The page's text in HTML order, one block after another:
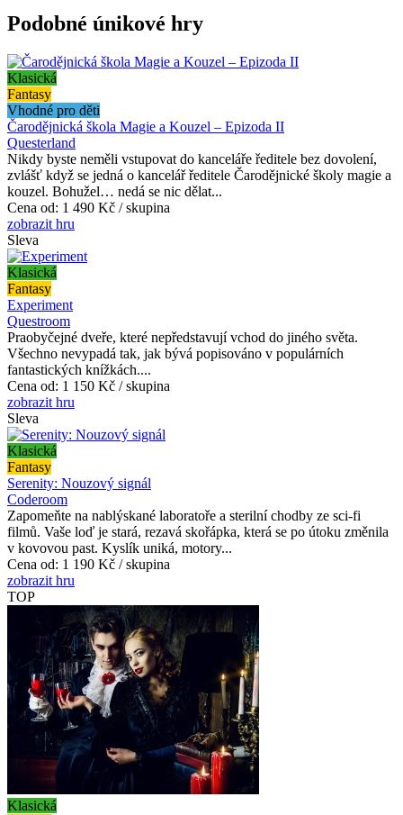
Podobné únikové hry
Klasická
Fantasy
Vhodné pro děti
Čarodějnická škola Magie a Kouzel – Epizoda II
Questerland
Nikdy byste neměli vstupovat do kanceláře ředitele bez dovolení,
zvlášť když se jedná o kancelář ředitele Čarodějnické školy magie a
kouzel. Bohužel… nedá se nic dělat...
Cena od: 1 490 Kč / skupina
zobrazit hru
Sleva
Klasická
Fantasy
Experiment
Questroom
Praobyčejné dveře, které nepředstavují vchod do jiného světa.
Všechno nevypadá tak, jak bývá popisováno v populárních
fantastických knížkách....
Cena od: 1 150 Kč / skupina
zobrazit hru
Sleva
Klasická
Fantasy
Serenity: Nouzový signál
Coderoom
Zapomeňte na nablýskané laboratoře a sterilní chodby ze sci-fi
filmů. Vaše loď je stará, rezavá skořápka, která se po útoku změnila
v kovovou past. Kyslík uniká, motory...
Cena od: 1 190 Kč / skupina
zobrazit hru
TOP
Klasická